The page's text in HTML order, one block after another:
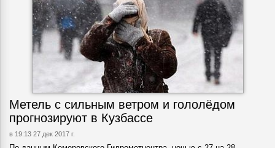
Метель с сильным ветром и гололёдом
прогнозируют в Кузбассе
в 19:13 27 дек 2017 г.